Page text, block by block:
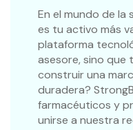
En el mundo de la
es tu activo más
plataforma
asesore, sino que
construir una
duradera?
farmacéuticos y
unirse a nuestra